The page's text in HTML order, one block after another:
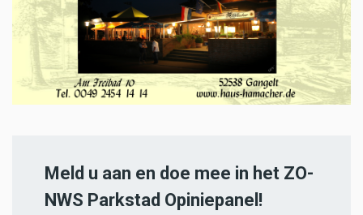
Meld u aan en doe mee in het ZO-
NWS Parkstad Opiniepanel!